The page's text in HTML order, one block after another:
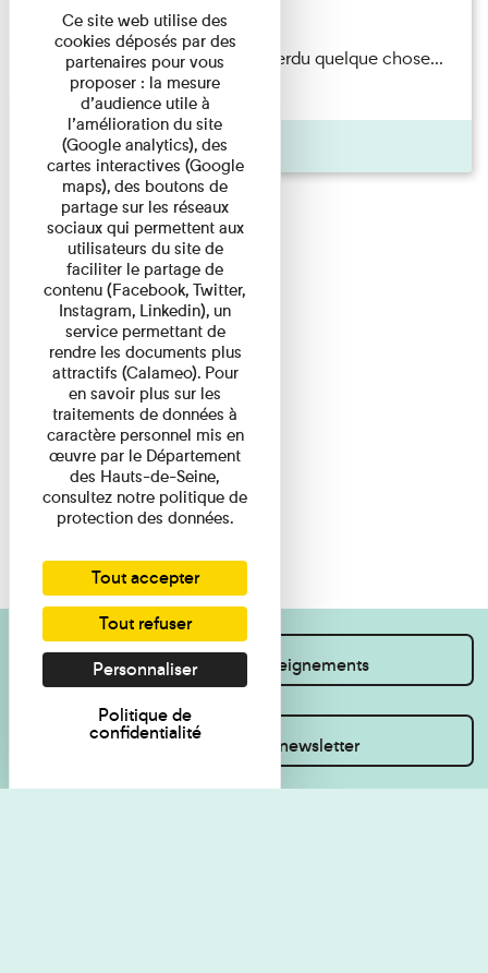
Du 15/08/2026 au 15/08/2026
Il semblerait qu’Albert Kahn a perdu quelque chose...
Accompagnés d’une ...
Agenda
Je souhaite des renseignements
Inscrivez-vous à la newsletter
Ce site web utilise des
cookies déposés par des
partenaires pour vous
proposer : la mesure
d’audience utile à
l’amélioration du site
(Google analytics), des
cartes interactives (Google
maps), des boutons de
partage sur les réseaux
sociaux qui permettent aux
utilisateurs du site de
faciliter le partage de
contenu (Facebook, Twitter,
Instagram, Linkedin), un
service permettant de
rendre les documents plus
attractifs (Calameo). Pour
en savoir plus sur les
traitements de données à
caractère personnel mis en
œuvre par le Département
des Hauts-de-Seine,
consultez notre politique de
protection des données.
Tout accepter
Tout refuser
Personnaliser
Politique de
confidentialité